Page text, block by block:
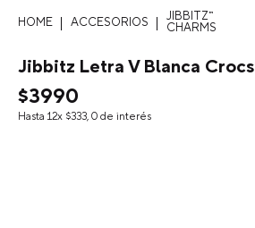
ACCESORIOS
JIBBITZ™
CHARMS
Jibbitz Letra V Blanca Crocs
$3990
Hasta 12x $333, 0 de interés